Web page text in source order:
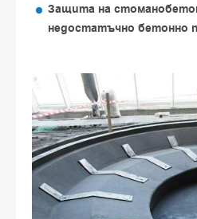
Защита на
недостатъчно бетонно